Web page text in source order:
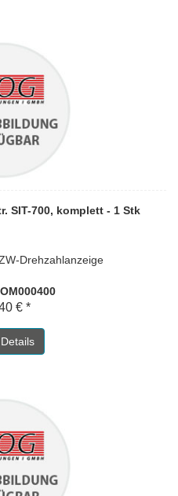
SIT-700, komplett - 1 Stk
Drehzahlanzeige
€ *
Details